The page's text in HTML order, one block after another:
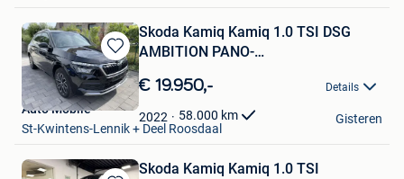
Bewaren
in
Mijn
Favorieten
Skoda Kamiq Kamiq 1.0 TSI DSG
AMBITION PANO-
€ 19.950,- Details
2022 58.000 km
Auto Mobile
St-Kwintens-Lennik + Deel Roosdaal
Gisteren
Skoda Kamiq Kamiq 1.0 TSI